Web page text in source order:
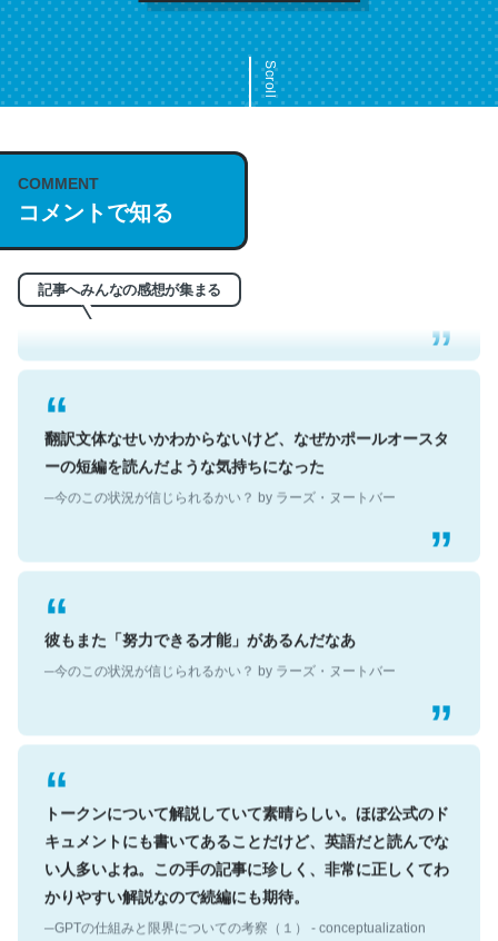
Scroll
COMMENT
コメントで知る
記事へみんなの感想が集まる
これは名文。彼はとてもクレバーなんだろうなと凄く思
う。英語少しでも読める人は原文もお勧め。自分はこの流
れ好き。Let’s Fucking Go. Then Covid hit. Shit.
─今のこの状況が信じられるかい？ by ラーズ・ヌートバー
翻訳文体なせいかわからないけど、なぜかポールオースタ
ーの短編を読んだような気持ちになった
─今のこの状況が信じられるかい？ by ラーズ・ヌートバー
彼もまた「努力できる才能」があるんだなあ
─今のこの状況が信じられるかい？ by ラーズ・ヌートバー
トークンについて解説していて素晴らしい。ほぼ公式のド
キュメントにも書いてあることだけど、英語だと読んでな
い人多いよね。この手の記事に珍しく、非常に正しくてわ
かりやすい解説なので続編にも期待。
─GPTの仕組みと限界についての考察（１） - conceptualization